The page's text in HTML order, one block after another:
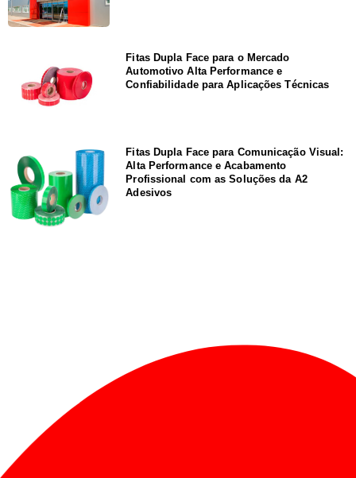
Fitas Dupla Face para o Mercado
Automotivo Alta Performance e
Confiabilidade para Aplicações Técnicas
Fitas Dupla Face para Comunicação Visual:
Alta Performance e Acabamento
Profissional com as Soluções da A2
Adesivos